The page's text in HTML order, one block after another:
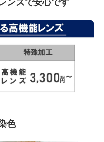
ンズで安心です
色